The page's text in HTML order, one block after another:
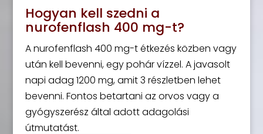
Hogyan kell szedni a
nurofenflash 400 mg-t?
A nurofenflash 400 mg-t étkezés közben vagy
után kell bevenni, egy pohár vízzel. A javasolt
napi adag 1200 mg, amit 3 részletben lehet
bevenni. Fontos betartani az orvos vagy a
gyógyszerész által adott adagolási
útmutatást.